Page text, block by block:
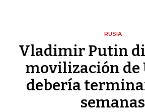
RUSIA
Vladimir Putin
movilización de
debería
semanas